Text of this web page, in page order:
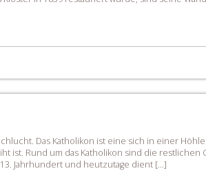
Das Katholikon ist eine sich in einer
ist. Rund um das Katholikon sind die
Jahrhundert und heutzutage dient […]